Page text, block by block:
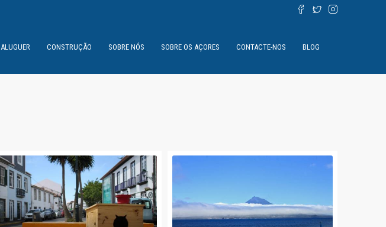
ALUGUER CONSTRUÇÃO SOBRE NÓS SOBRE OS AÇORES CONTACTE-NOS BLOG